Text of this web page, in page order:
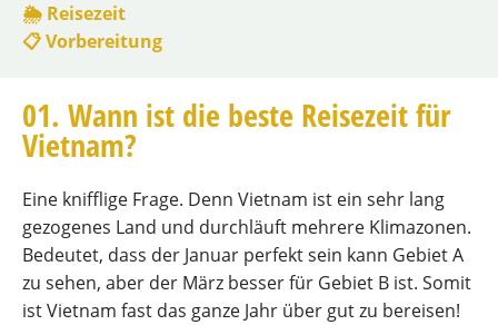
🌦️ Reisezeit
📋 Vorbereitung
01. Wann ist die beste Reisezeit für
Vietnam?
Eine knifflige Frage. Denn Vietnam ist ein sehr lang
gezogenes Land und durchläuft mehrere Klimazonen.
Bedeutet, dass der Januar perfekt sein kann Gebiet A
zu sehen, aber der März besser für Gebiet B ist. Somit
ist Vietnam fast das ganze Jahr über gut zu bereisen!